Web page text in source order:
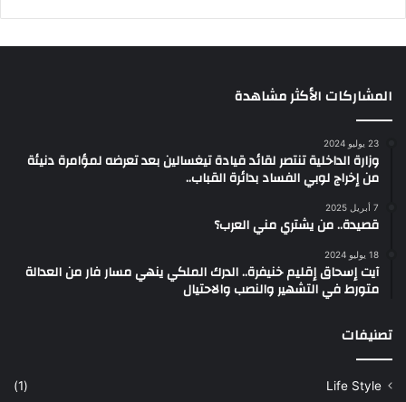
المشاركات الأكثر مشاهدة
23 يوليو 2024
وزارة الداخلية تنتصر لقائد قيادة تيغسالين بعد تعرضه لمؤامرة دنيئة
من إخراج لوبي الفساد بدائرة القباب..
7 أبريل 2025
قصيدة.. من يشتري مني العرب؟
18 يوليو 2024
آيت إسحاق إقليم خنيفرة.. الدرك الملكي ينهي مسار فار من العدالة
متورط في التشهير والنصب والاحتيال
تصنيفات
Life Style
(1)